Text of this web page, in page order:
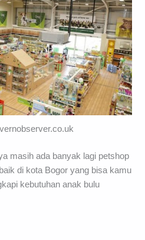
masih ada banyak lagi petshop
di kota Bogor yang bisa kamu
kebutuhan anak bulu